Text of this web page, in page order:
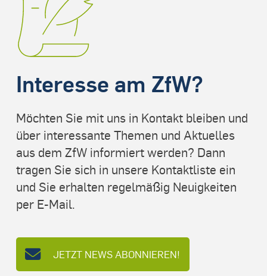
Interesse am ZfW?
Möchten Sie mit uns in Kontakt bleiben und
über interessante Themen und Aktuelles
aus dem ZfW informiert werden? Dann
tragen Sie sich in unsere Kontaktliste ein
und Sie erhalten regelmäßig Neuigkeiten
per E-Mail.
JETZT NEWS ABONNIEREN!